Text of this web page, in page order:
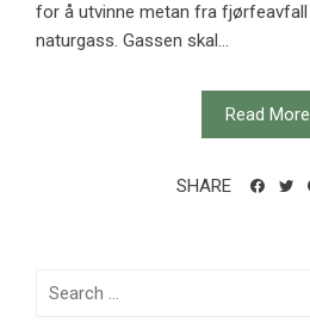
for å utvinne metan fra
naturgass. Gassen skal...
Read More
SHARE
Search